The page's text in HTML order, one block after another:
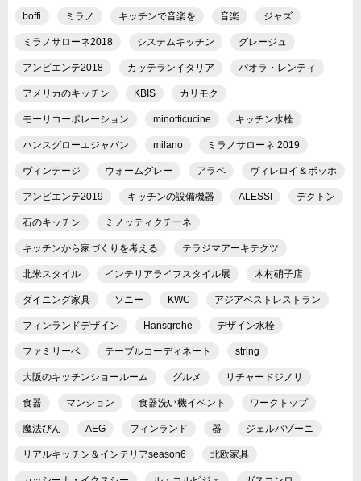
boffi ミラノ キッチンで音楽を 音楽 ジャズ
ミラノサローネ2018 システムキッチン グレージュ
アンビエンテ2018 カッテランイタリア パオラ・レンティ
アメリカのキッチン KBIS カリモク
モーリコーポレーション minotticucine キッチン水栓
ハンスグローエジャパン milano ミラノサローネ 2019
ヴィンテージ ウォームグレー アラペ ヴィレロイ＆ボッホ
アンビエンテ2019 キッチンの設備機器 ALESSI デクトン
石のキッチン ミノッティクチーネ
キッチンから家づくりを考える テラジマアーキテクツ
北米スタイル インテリアライフスタイル展 木村硝子店
ダイニング家具 ソニー KWC アジアベストレストラン
フィンランドデザイン Hansgrohe デザイン水栓
ファミリーベ テーブルコーディネート string
大阪のキッチンショールーム グルメ リチャードジノリ
食器 マンション 食器洗い機イベント ワークトップ
魔法びん AEG フィンランド 器 ジェルバゾーニ
リアルキッチン＆インテリアseason6 北欧家具